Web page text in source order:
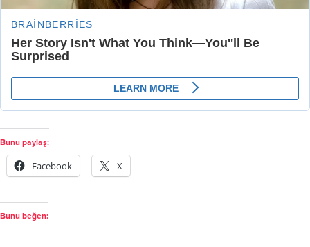
Bunu paylaş:
Facebook X
Bunu beğen: